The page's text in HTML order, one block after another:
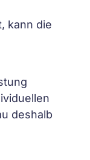
kann die
deshalb